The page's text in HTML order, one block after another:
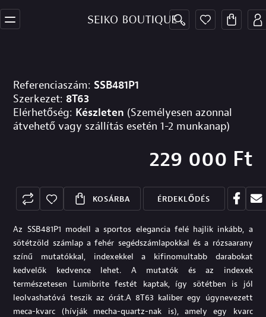
Referenciaszám: SSB481P1
Szerkezet: 8T63
Elérhetőség: Készleten (Személyesen azonnal
átvehető vagy szállítás esetén 1-2 munkanap)
229 000 Ft
KOSÁRBA ÉRDEKLŐDÉS
Az SSB481P1 modell a sportos elegancia felé hajlik inkább, a
sötétzöld számlap a fehér segédszámlapokkal és a rózsaarany
színű mutatókkal, indexekkel a kifinomultabb darabokat
kedvelők kedvence lehet. A mutatók és az indexek
természetesen Lumibrite festét kaptak, így sötétben is jól
leolvashatóvá teszik az órát.A 8T63 kaliber egy úgynevezett
meca-kvarc (hívják mecha-quartz-nak is), amely egy kvarc